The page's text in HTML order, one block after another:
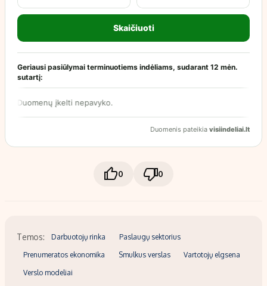
0 0
Temos: Darbuotojų rinka Paslaugų sektorius
Prenumeratos ekonomika Smulkus verslas Vartotojų elgsena
Verslo modeliai